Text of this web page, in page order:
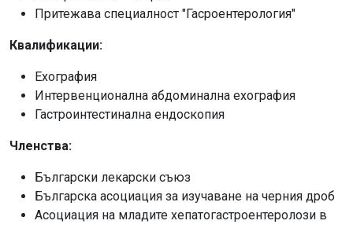
Притежава специалност "Гасроентерология"
Квалификации:
Ехография
Интервенционална абдоминална ехография
Гастроинтестинална ендоскопия
Членства:
Български лекарски съюз
Българска асоциация за изучаване на черния дроб
Асоциация на младите хепатогастроентеролози в